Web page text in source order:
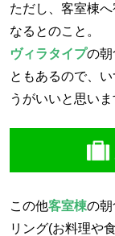
ただし、客室棟
なるとのこと。
ヴィラタイプの朝
ともあるので、
うがいいと思いま
この他客室棟の朝
リング(お料理や